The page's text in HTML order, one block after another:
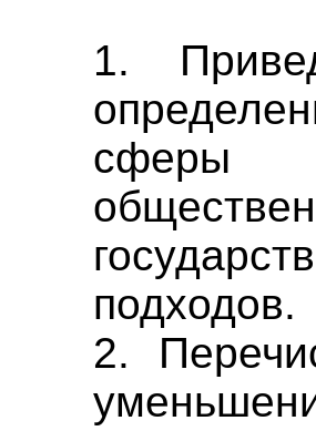
1.
сферы
подходов.
2.